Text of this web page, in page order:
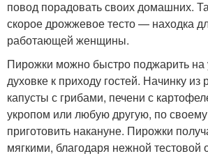
повод порадовать своих домашних.
скорое дрожжевое тесто — находка
работающей женщины.
Пирожки можно быстро поджарить на
духовке к приходу гостей. Начинку из
капусты с грибами, печени с
укропом или любую другую, по
приготовить накануне. Пирожки
мягкими, благодаря нежной тестовой